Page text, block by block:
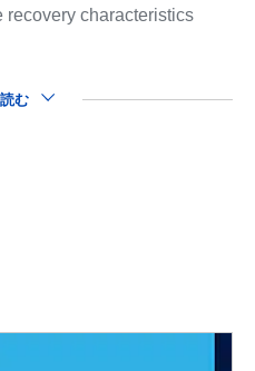
recovery characteristics
む